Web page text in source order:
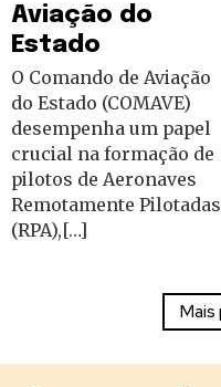
Aviação do
Estado
O Comando de Aviação
do Estado (COMAVE)
desempenha um papel
crucial na formação de
pilotos de Aeronaves
Remotamente Pilotadas
(RPA),[…]